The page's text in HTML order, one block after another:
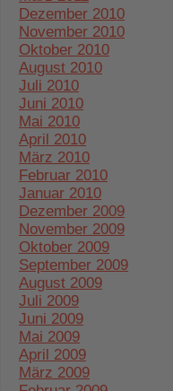
Dezember 2010
November 2010
Oktober 2010
August 2010
Juli 2010
Juni 2010
Mai 2010
April 2010
März 2010
Februar 2010
Januar 2010
Dezember 2009
November 2009
Oktober 2009
September 2009
August 2009
Juli 2009
Juni 2009
Mai 2009
April 2009
März 2009